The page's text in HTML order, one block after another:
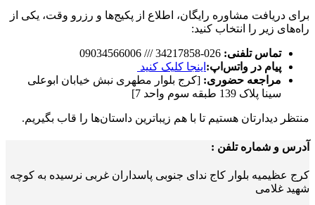
برای دریافت مشاوره رایگان، اطلاع از پکیج‌ها و رزرو وقت، یکی از
راه‌های زیر را انتخاب کنید:
تماس تلفنی:
پیام در واتس‌اپ: اینجا کلیک کنید
مراجعه حضوری: [کرج بلوار مطهری نبش خیابان ابوعلی
سینا پلاک 139 طبقه سوم واحد 7]
منتظر دیدارتان هستیم تا با هم زیباترین داستان‌ها را قاب بگیریم.
آدرس و شماره تلفن :
کرج عظیمیه بلوار کاج ندای جنوبی پاسداران غربی نرسیده به کوچه
شهید غلامی